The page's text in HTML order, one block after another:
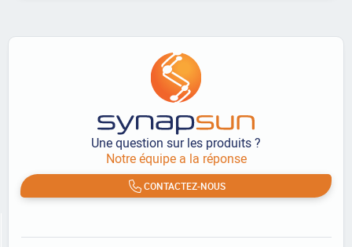
Une question sur les produits ?
Notre équipe a la réponse
CONTACTEZ-NOUS